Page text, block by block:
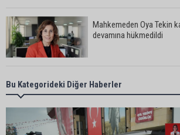
Mahkemeden Oya Tekin
devamına hükmedildi
Adana’da taziye evinde
Çok sayıda polis ekibi
Bu Kategorideki Diğer Haberler